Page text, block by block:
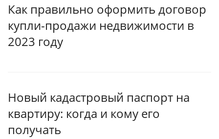
Как правильно оформить договор
купли-продажи недвижимости в
2023 году
Новый кадастровый паспорт на
квартиру: когда и кому его
получать